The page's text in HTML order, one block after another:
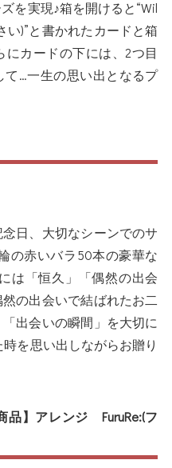
を実現♪箱を開けると“Wil
い)”と書かれたカードと箱
カードの下には、2つ目
…一生の思い出となるプ
日、大切なシーンでのサ
の赤いバラ50本の豪華な
は「恒久」「偶然の出会
の出会いで結ばれたお二
出会いの瞬間」を大切に
を思い出しながらお贈り
】アレンジ FuruRe:(フ